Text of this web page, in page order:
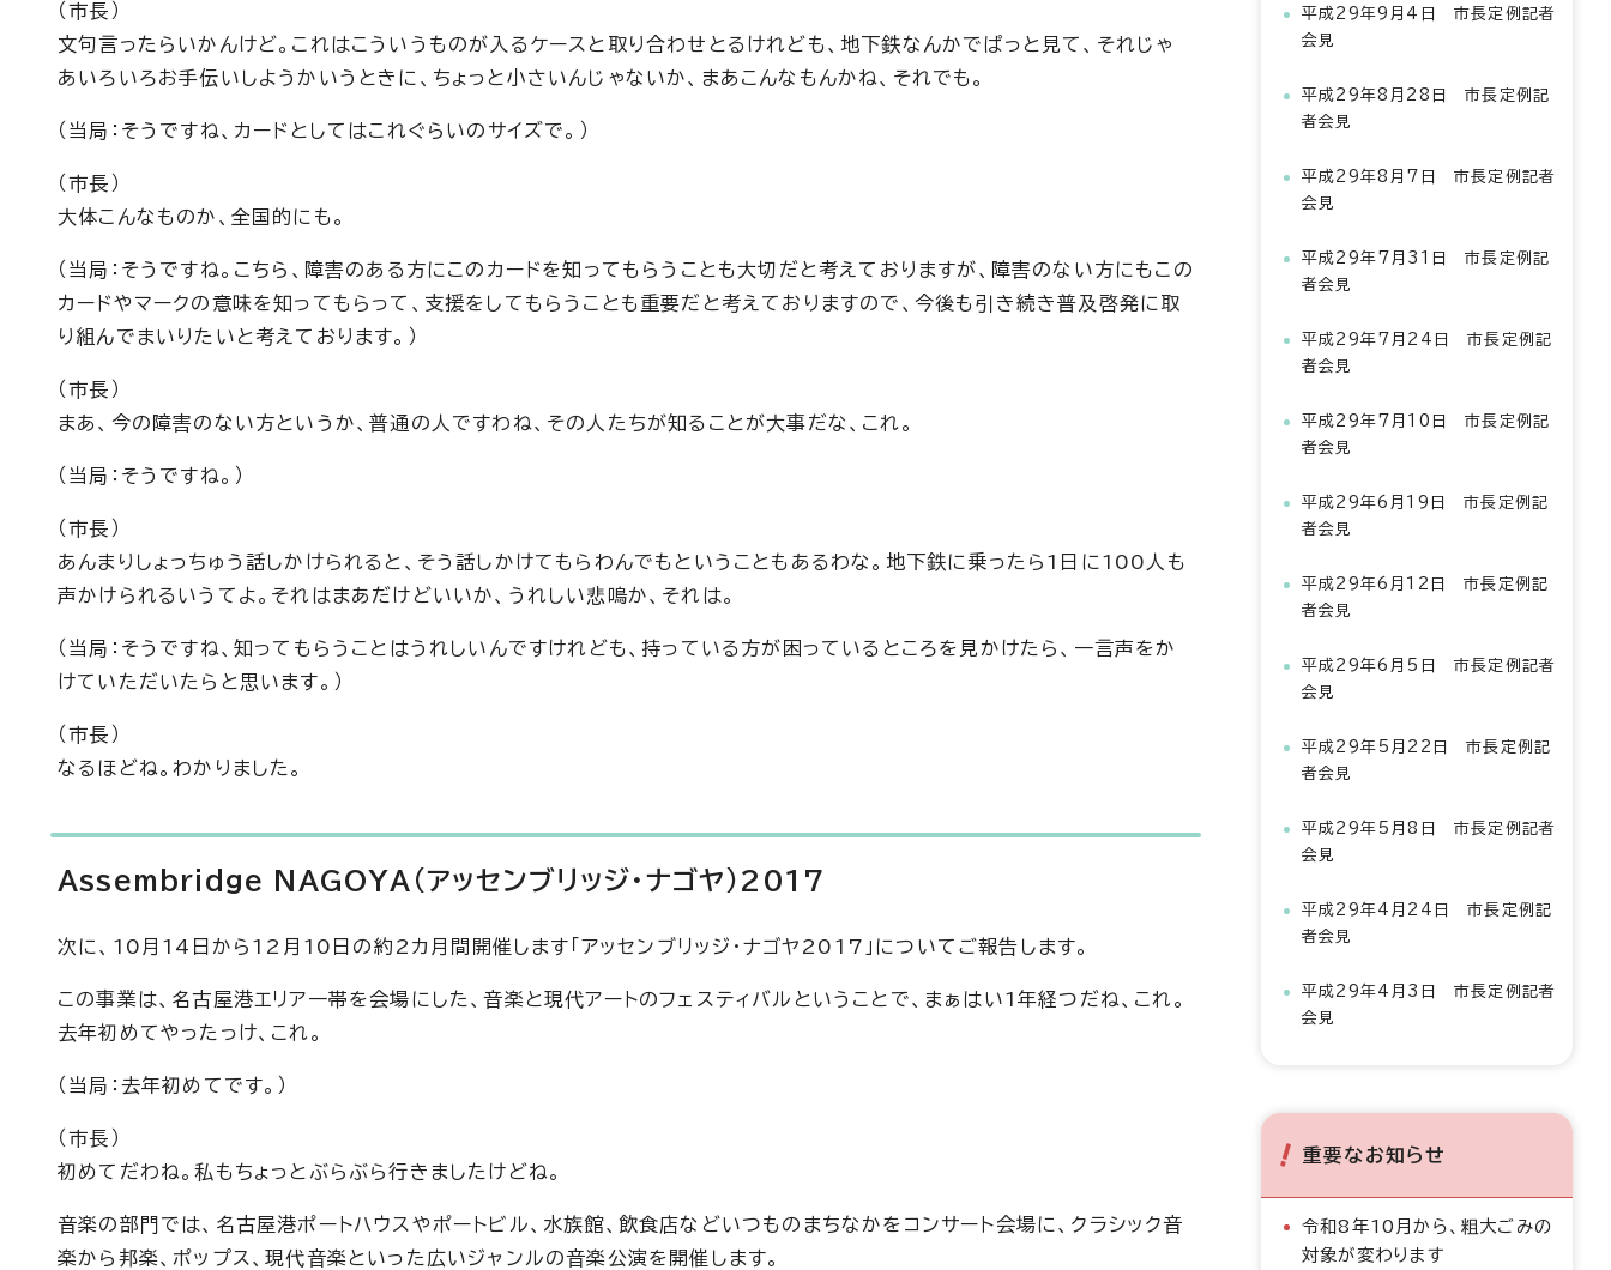
（市長）
文句言ったらいかんけど。これはこういうものが入るケースと取り合わせとるけれども、地下鉄なんかでぱっと見て、それじゃ
あいろいろお手伝いしようかいうときに、ちょっと小さいんじゃないか、まあこんなもんかね、それでも。
（当局：そうですね、カードとしてはこれぐらいのサイズで。）
（市長）
大体こんなものか、全国的にも。
（当局：そうですね。こちら、障害のある方にこのカードを知ってもらうことも大切だと考えておりますが、障害のない方にもこの
カードやマークの意味を知ってもらって、支援をしてもらうことも重要だと考えておりますので、今後も引き続き普及啓発に取
り組んでまいりたいと考えております。）
（市長）
まあ、今の障害のない方というか、普通の人ですわね、その人たちが知ることが大事だな、これ。
（当局：そうですね。）
（市長）
あんまりしょっちゅう話しかけられると、そう話しかけてもらわんでもということもあるわな。地下鉄に乗ったら1日に100人も
声かけられるいうてよ。それはまあだけどいいか、うれしい悲鳴か、それは。
（当局：そうですね、知ってもらうことはうれしいんですけれども、持っている方が困っているところを見かけたら、一言声をか
けていただいたらと思います。）
（市長）
なるほどね。わかりました。
Assembridge NAGOYA(アッセンブリッジ・ナゴヤ)2017
次に、10月14日から12月10日の約2カ月間開催します「アッセンブリッジ・ナゴヤ2017」についてご報告します。
この事業は、名古屋港エリア一帯を会場にした、音楽と現代アートのフェスティバルということで、まぁはい1年経つだね、これ。
去年初めてやったっけ、これ。
（当局：去年初めてです。）
（市長）
初めてだわね。私もちょっとぶらぶら行きましたけどね。
音楽の部門では、名古屋港ポートハウスやポートビル、水族館、飲食店などいつものまちなかをコンサート会場に、クラシック音
楽から邦楽、ポップス、現代音楽といった広いジャンルの音楽公演を開催します。
平成29年9月4日 市長定例記者
会見
平成29年8月28日 市長定例記
者会見
平成29年8月7日 市長定例記者
会見
平成29年7月31日 市長定例記
者会見
平成29年7月24日 市長定例記
者会見
平成29年7月10日 市長定例記
者会見
平成29年6月19日 市長定例記
者会見
平成29年6月12日 市長定例記
者会見
平成29年6月5日 市長定例記者
会見
平成29年5月22日 市長定例記
者会見
平成29年5月8日 市長定例記者
会見
平成29年4月24日 市長定例記
者会見
平成29年4月3日 市長定例記者
会見
重要なお知らせ
令和8年10月から、粗大ごみの
対象が変わります